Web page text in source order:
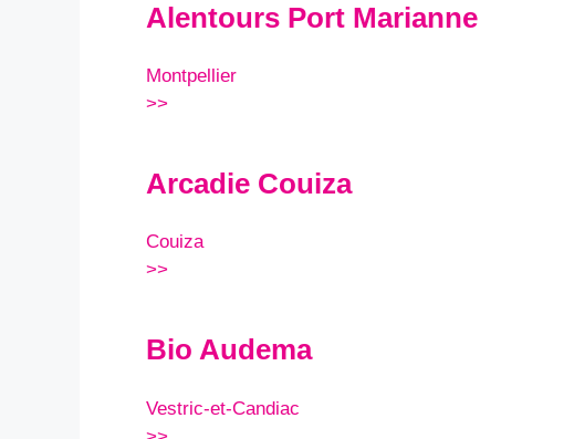
Alentours Port Marianne
Montpellier
>>
Arcadie Couiza
Couiza
>>
Bio Audema
Vestric-et-Candiac